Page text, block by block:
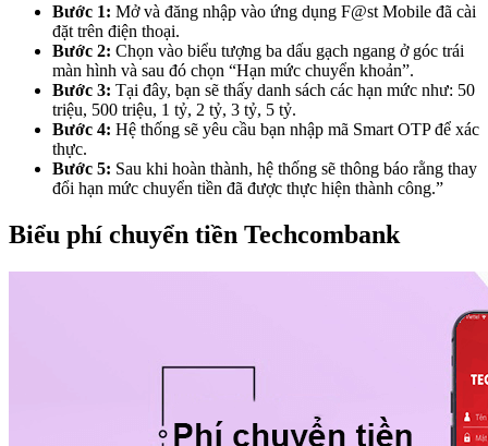
Bước 1: Mở và đăng nhập vào ứng dụng F@st Mobile đã cài
đặt trên điện thoại.
Bước 2: Chọn vào biểu tượng ba dấu gạch ngang ở góc trái
màn hình và sau đó chọn “Hạn mức chuyển khoản”.
Bước 3: Tại đây, bạn sẽ thấy danh sách các hạn mức như: 50
triệu, 500 triệu, 1 tỷ, 2 tỷ, 3 tỷ, 5 tỷ.
Bước 4: Hệ thống sẽ yêu cầu bạn nhập mã Smart OTP để xác
thực.
Bước 5: Sau khi hoàn thành, hệ thống sẽ thông báo rằng thay
đổi hạn mức chuyển tiền đã được thực hiện thành công.”
Biểu phí chuyển tiền Techcombank